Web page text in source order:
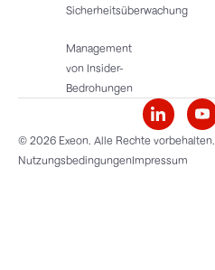
Sicherheitsüberwachung
Management
von Insider-
Bedrohungen
© 2026 Exeon. Alle Rechte vorbehalten.
NutzungsbedingungenImpressum